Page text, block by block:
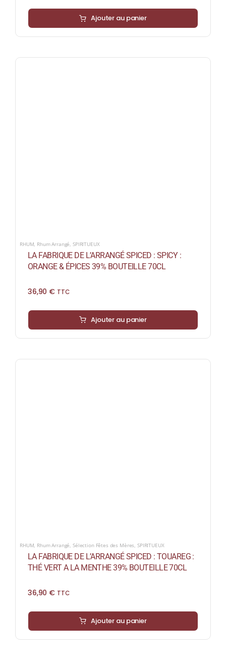
Ajouter au panier
RHUM Rhum Arrangé SPIRITUEUX
LA FABRIQUE DE L’ARRANGÉ SPICED : SPICY :
ORANGE & ÉPICES 39% BOUTEILLE 70CL
36,90 € TTC
Ajouter au panier
RHUM, Rhum Arrangé, Sélection Fêtes des Mères, SPIRITUEUX
LA FABRIQUE DE L’ARRANGÉ SPICED : TOUAREG :
THÉ VERT A LA MENTHE 39% BOUTEILLE 70CL
36,90 € TTC
Ajouter au panier